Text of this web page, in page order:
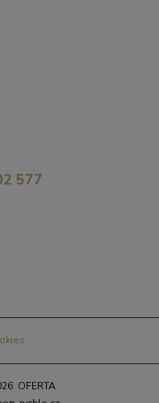
577
OFERTA